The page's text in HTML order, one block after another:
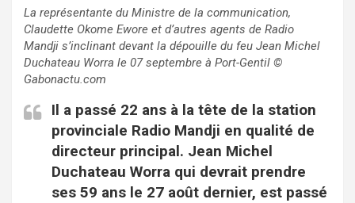
La représentante du Ministre de la communication,
Claudette Okome Ewore et d’autres agents de Radio
Mandji s’inclinant devant la dépouille du feu Jean Michel
Duchateau Worra le 07 septembre à Port-Gentil ©
Gabonactu.com
Il a passé 22 ans à la tête de la station
provinciale Radio Mandji en qualité de
directeur principal. Jean Michel
Duchateau Worra qui devrait prendre
ses 59 ans le 27 août dernier, est passé